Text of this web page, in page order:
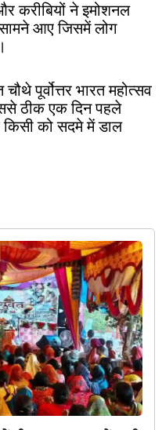
करीबियों ने इमोशनल
आए जिसमें लोग
पूर्वोत्तर भारत महोत्सव
ठीक एक दिन पहले
को सदमे में डाल